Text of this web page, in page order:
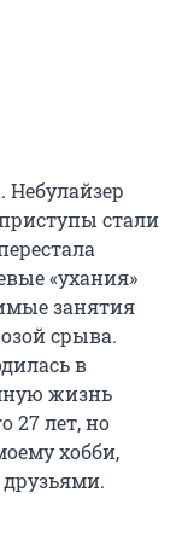
Небулайзер
стали
«ухания»
занятия
срыва.
в
жизнь
27 лет, но
хобби,